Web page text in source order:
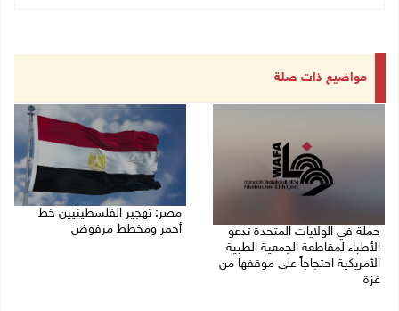
مواضيع ذات صلة
حملة في الولايات المتحدة تدعو
الأطباء لمقاطعة الجمعية الطبية
الأمريكية احتجاجاً على موقفها من
غزة
مصر: تهجير الفلسطينيين خط
أحمر ومخطط مرفوض